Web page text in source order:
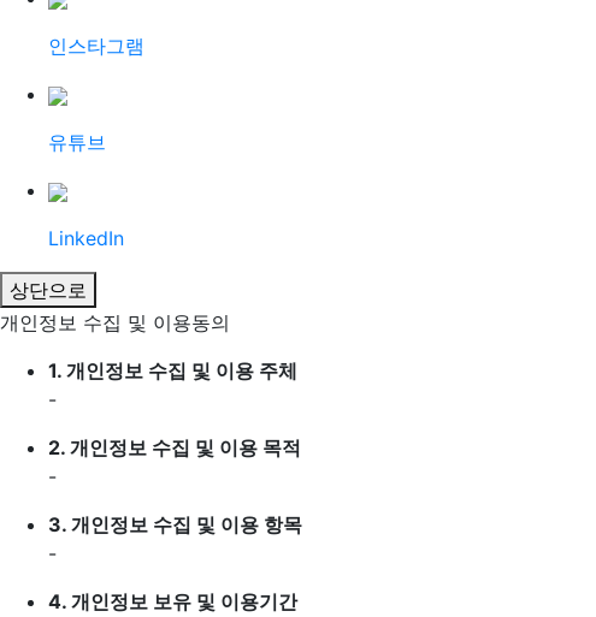
인스타그램
유튜브
LinkedIn
상단으로
개인정보 수집 및 이용동의
1. 개인정보 수집 및 이용 주체
-
2. 개인정보 수집 및 이용 목적
-
3. 개인정보 수집 및 이용 항목
-
4. 개인정보 보유 및 이용기간